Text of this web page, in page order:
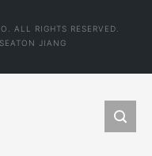
ALL RIGHTS RESERVED.
SEATON JIANG